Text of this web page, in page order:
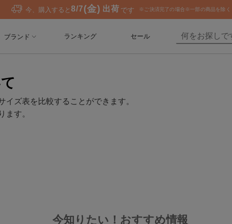
ブランド ランキング セール
ズ表を比較することができます。
ます。
今知りたい！おすすめ情報